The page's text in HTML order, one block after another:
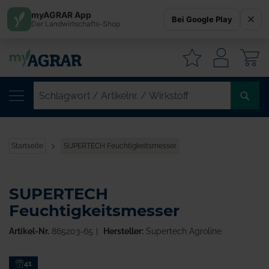
Startseite SUPERTECH Feuchtigkeitsmesser
Zum41
SUPERTECH
Feuchtigkeitsmesser
Artikel-Nr. 865203-65 Hersteller:Supertech Agroline
myAGRAR App
Der Landwirtschafts-Shop Bei Google Play